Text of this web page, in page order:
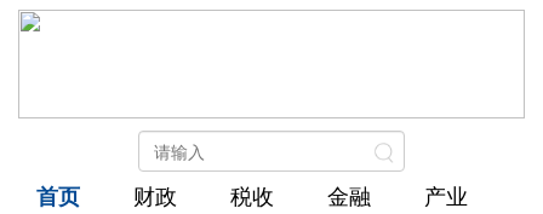
首页 财政 税收 金融 产业